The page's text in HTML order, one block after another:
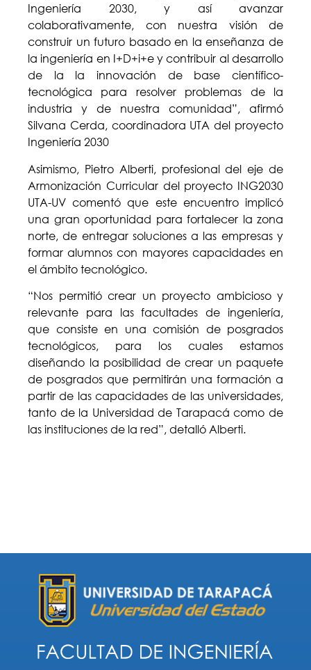
Ingeniería 2030, y así avanzar
colaborativamente, con nuestra visión de
construir un futuro basado en la enseñanza de
la ingeniería en I+D+i+e y contribuir al desarrollo
de la la innovación de base científico-
tecnológica para resolver problemas de la
industria y de nuestra comunidad”, afirmó
Silvana Cerda, coordinadora UTA del proyecto
Ingeniería 2030
Asimismo, Pietro Alberti, profesional del eje de
Armonización Curricular del proyecto ING2030
UTA-UV comentó que este encuentro implicó
una gran oportunidad para fortalecer la zona
norte, de entregar soluciones a las empresas y
formar alumnos con mayores capacidades en
el ámbito tecnológico.
“Nos permitió crear un proyecto ambicioso y
relevante para las facultades de ingeniería,
que consiste en una comisión de posgrados
tecnológicos, para los cuales estamos
diseñando la posibilidad de crear un paquete
de posgrados que permitirán una formación a
partir de las capacidades de las universidades,
tanto de la Universidad de Tarapacá como de
las instituciones de la red”, detalló Alberti.